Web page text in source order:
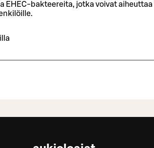
bakteereita, jotka voivat aiheuttaa